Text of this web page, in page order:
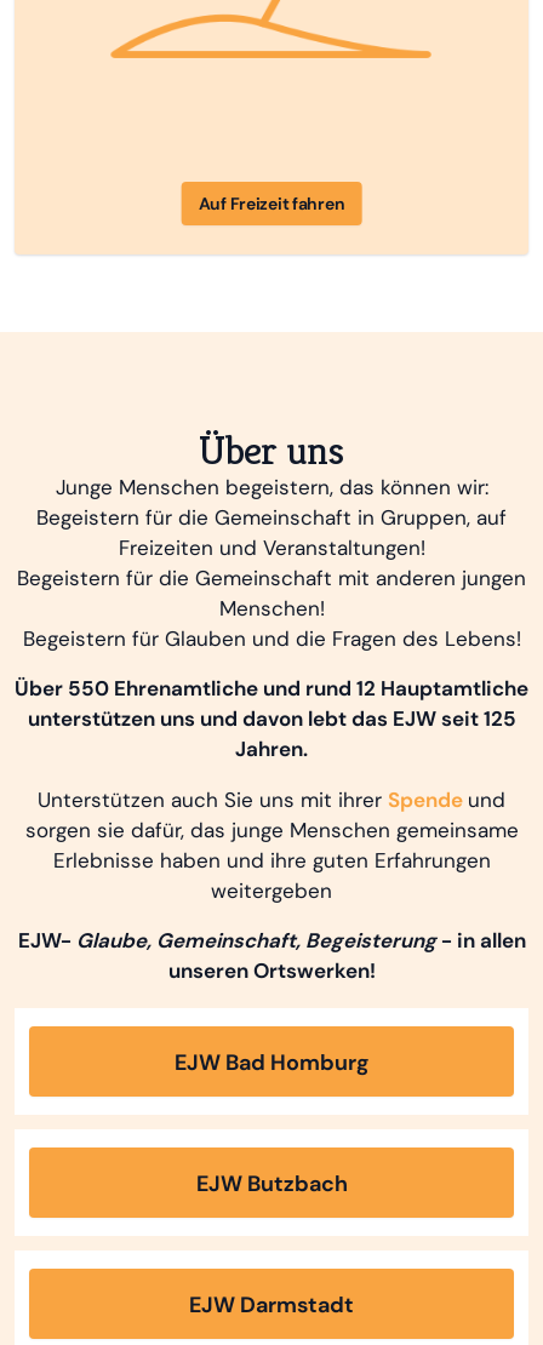
Auf Freizeit fahren
Über uns
Junge Menschen begeistern, das können wir:
Begeistern für die Gemeinschaft in Gruppen, auf
Freizeiten und Veranstaltungen!
Begeistern für die Gemeinschaft mit anderen jungen
Menschen!
Begeistern für Glauben und die Fragen des Lebens!
Über 550 Ehrenamtliche und rund 12 Hauptamtliche
unterstützen uns und davon lebt das EJW seit 125
Jahren.
Unterstützen auch Sie uns mit ihrer Spende und
sorgen sie dafür, das junge Menschen gemeinsame
Erlebnisse haben und ihre guten Erfahrungen
weitergeben
EJW- Glaube, Gemeinschaft, Begeisterung- in allen
unseren Ortswerken!
EJW Bad Homburg
EJW Butzbach
EJW Darmstadt